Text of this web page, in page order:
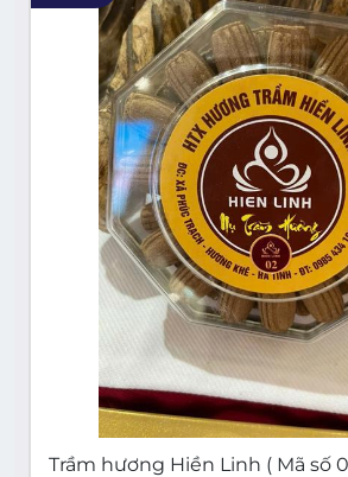
Trầm hương Hiền Linh ( Mã số